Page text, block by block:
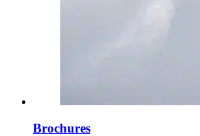
Brochures